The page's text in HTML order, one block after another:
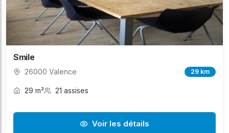
Smile
26000 Valence 29 km
29 m² 21 assises
Voir les détails